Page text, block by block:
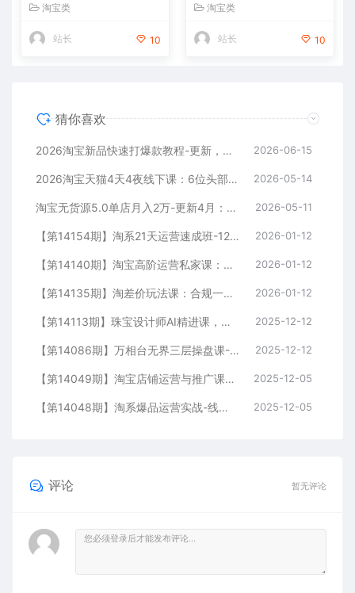
全掌握
淘宝类
站长 10
运营的核心技能
淘宝类
站长 10
猜你喜欢
2026淘宝新品快速打爆款教程-更新，全站推广工具+孵化机制+提报冲顶全流程教学 2026-06-15
2026淘宝天猫4天4夜线下课：6位头部导师亲授，AI数智化+AIGC增长+利润倍增+爆款突围全落地 2026-05-14
淘宝无货源5.0单店月入2万-更新4月：开店防骗到下单发货，蓝海选品+三店循环玩法全掌握 2026-05-11
【第14154期】淘系21天运营速成班-12月更新，能够快速复制落地，系统掌握淘系盈利运营的核心技能 2026-01-12
【第14140期】淘宝高阶运营私家课：选品、爆款、全店动销，三模块构建盈利闭环，助你月入破5万 2026-01-12
【第14135期】淘差价玩法课：合规一件代发起店，1688拿货、数据化选品、低价推广，新手稳健盈利(更新12月) 2026-01-12
【第14113期】珠宝设计师AI精进课，工具融合、精准控图、风格化表达，实现从工匠到大师 2025-12-12
【第14086期】万相台无界三层操盘课-75期，销量布局、分层推广、投产优化，构建盈利店铺系统 2025-12-12
【第14049期】淘宝店铺运营与推广课-11月：从测款筛选到爆款打爆完整流程，提升店铺流量与转化效率 2025-12-05
【第14048期】淘系爆品运营实战-线下课，免费流量、付费模型、利润优化，三天掌握爆品逻辑月销破百万 2025-12-05
评论 暂无评论